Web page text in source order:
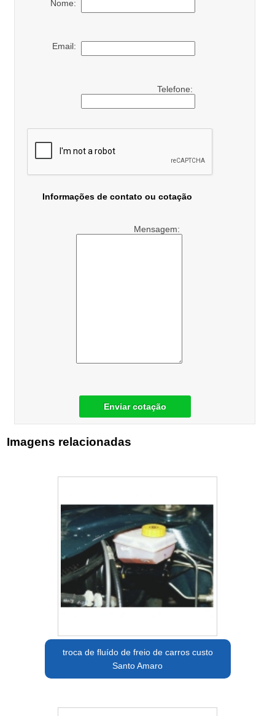
Nome:
Email:
Telefone:
Informações de contato ou cotação
Mensagem:
Enviar cotação
Imagens relacionadas
troca de fluído de freio de carros custo
Santo Amaro